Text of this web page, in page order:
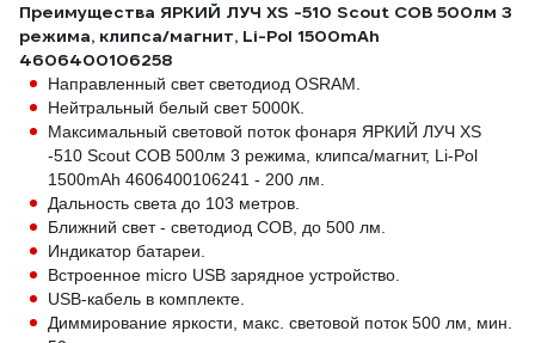
Преимущества ЯРКИЙ ЛУЧ XS -510 Scout COB 500лм 3
режима, клипса/магнит, Li-Pol 1500mAh
4606400106258
Направленный свет светодиод OSRAM.
Нейтральный белый свет 5000К.
Максимальный световой поток фонаря ЯРКИЙ ЛУЧ XS
-510 Scout COB 500лм 3 режима, клипса/магнит, Li-Pol
1500mAh 4606400106241 - 200 лм.
Дальность света до 103 метров.
Ближний свет - светодиод СОВ, до 500 лм.
Индикатор батареи.
Встроенное micro USB зарядное устройство.
USB-кабель в комплекте.
Диммирование яркости, макс. световой поток 500 лм, мин.